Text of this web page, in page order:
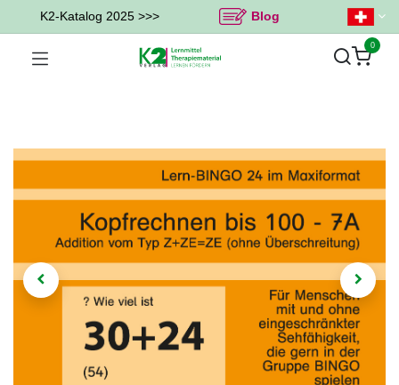
K2-Katalog 2025 >>> Blog
0